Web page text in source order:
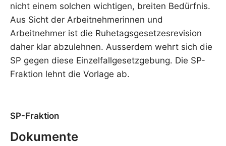
nicht einem solchen wichtigen, breiten Bedürfnis.
Aus Sicht der Arbeitnehmerinnen und
Arbeitnehmer ist die Ruhetagsgesetzesrevision
daher klar abzulehnen. Ausserdem wehrt sich die
SP gegen diese Einzelfallgesetzgebung. Die SP-
Fraktion lehnt die Vorlage ab.
SP-Fraktion
Dokumente